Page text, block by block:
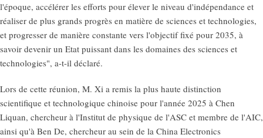
l'époque, accélérer les efforts pour élever le niveau d'indépendance et
réaliser de plus grands progrès en matière de sciences et technologies,
et progresser de manière constante vers l'objectif fixé pour 2035, à
savoir devenir un Etat puissant dans les domaines des sciences et
technologies", a-t-il déclaré.
Lors de cette réunion, M. Xi a remis la plus haute distinction
scientifique et technologique chinoise pour l'année 2025 à Chen
Liquan, chercheur à l'Institut de physique de l'ASC et membre de l'AIC,
ainsi qu'à Ben De, chercheur au sein de la China Electronics